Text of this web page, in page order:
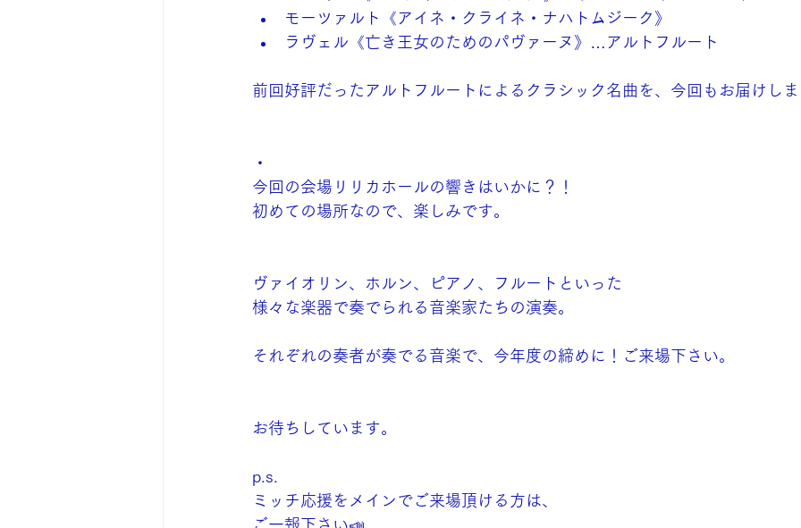
モーツァルト《アイネ・クライネ・ナハトムジーク》
ラヴェル《亡き王女のためのパヴァーヌ》…アルトフルート
前回好評だったアルトフルートによるクラシック名曲を、今回もお届けしま
・
今回の会場リリカホールの響きはいかに？！
初めての場所なので、楽しみです。
ヴァイオリン、ホルン、ピアノ、フルートといった
様々な楽器で奏でられる音楽家たちの演奏。
それぞれの奏者が奏でる音楽で、今年度の締めに！ご来場下さい。
お待ちしています。
p.s.
ミッチ応援をメインでご来場頂ける方は、
ご一報下さい📣